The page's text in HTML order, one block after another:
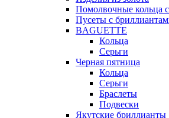
Помолвочные кольца
Пусеты с
BAGUETTE
Кольца
Серьги
Черная пятница
Кольца
Серьги
Браслеты
Подвески
Якутские бриллианты